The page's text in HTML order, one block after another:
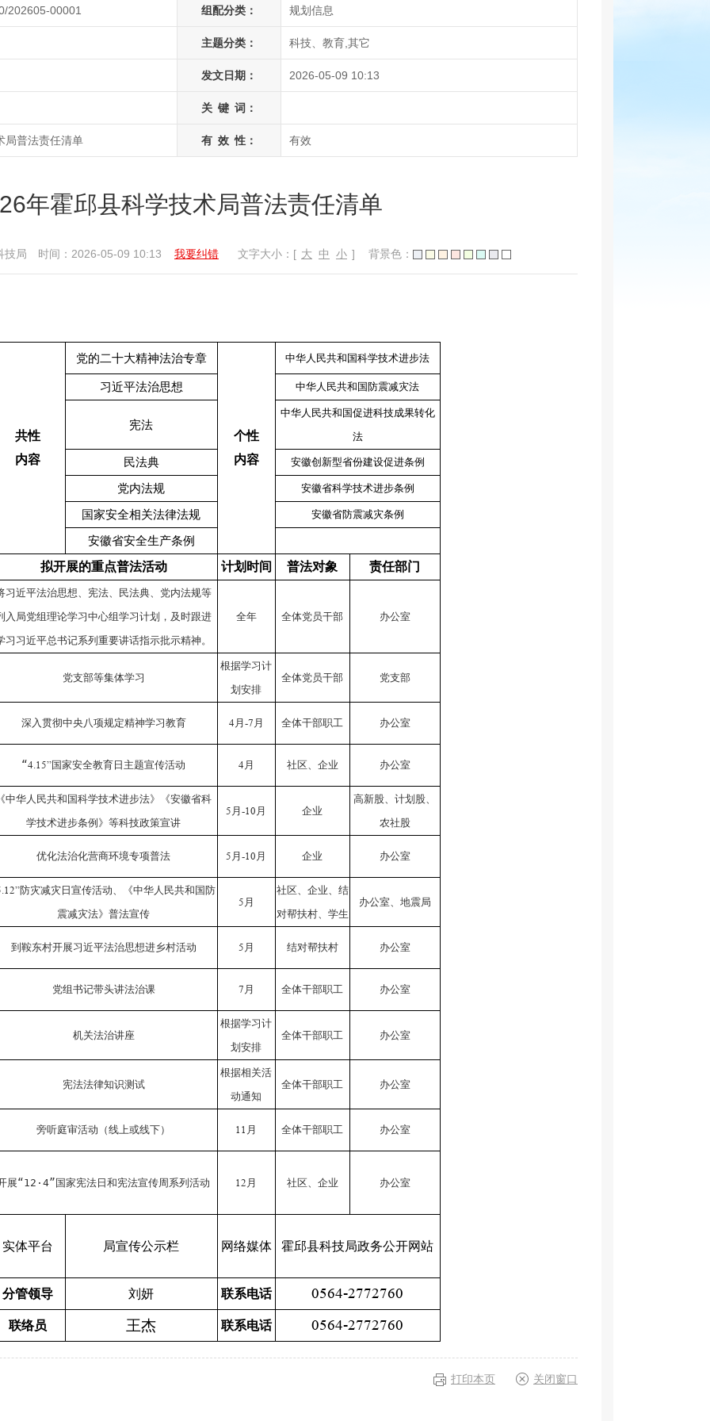
202605-00001 组配分类： 规划信息
主题分类： 科技、教育,其它
发文日期： 2026-05-09 10:13
关 键 词：
局普法责任清单 有 效 性： 有效
年霍邱县科学技术局普法责任清单
技局 时间：2026-05-09 10:13 我要纠错 文字大小：[ 大 中 小 ] 背景色：
共性
内容
党的二十大精神法治专章
个性
内容
中华人民共和国科学技术进步法
习近平法治思想 中华人民共和国防震减灾法
宪法
中华人民共和国促进科技成果转化
法
民法典 安徽创新型省份建设促进条例
党内法规 安徽省科学技术进步条例
国家安全相关法律法规 安徽省防震减灾条例
安徽省安全生产条例
拟开展的重点普法活动
计划时间 普法对象 责任部门
习近平法治思想、宪法、民法典、党内法规等
入局党组理论学习中心组学习计划，及时跟进
习习近平总书记系列重要讲话指示批示精神。
全年 全体党员干部 办公室
党支部等集体学习
根据学习计
划安排
全体党员干部 党支部
深入贯彻中央八项规定精神学习教育 4 月 -7 月 全体干部职工 办公室
“4.15”国家安全教育日主题宣传活动 4 月 社区、企业 办公室
中华人民共和国科学技术进步法》《安徽省科
学技术进步条例》等科技政策宣讲
5 月 -10 月 企业
高新股、计划股、
农社股
优化法治化营商环境专项普法 5 月 -10 月 企业 办公室
防灾减灾日宣传活动、《中华人民共和国防
震减灾法》普法宣传
5 月
社区、企业、结
对帮扶村、学生
办公室、地震局
到鞍东村开展习近平法治思想进乡村活动 5 月 结对帮扶村 办公室
党组书记带头讲法治课 7 月 全体干部职工 办公室
机关法治讲座
根据学习计
划安排
全体干部职工 办公室
宪法法律知识测试
根据相关活
动通知
全体干部职工 办公室
旁听庭审活动（线上或线下） 11 月 全体干部职工 办公室
展“12·4”国家宪法日和宪法宣传周系列活动 12 月 社区、企业 办公室
实体平台 局宣传公示栏 网络媒体 霍邱县科技局政务公开网站
分管领导 刘妍 联系电话 0564-2772760
联络员 王杰 联系电话 0564-2772760
打印本页 关闭窗口